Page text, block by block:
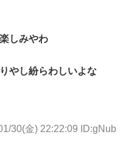
しみやわ
やし紛らわしいよな
30(金) 22:22:09 ID:gNub